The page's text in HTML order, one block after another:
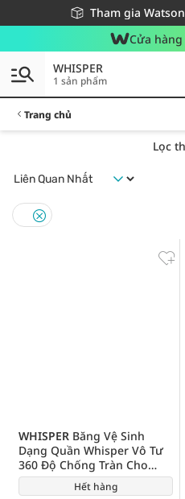
Tham gia
Miễn phí giao hàng
Giao hàng nhanh 24h - Áp
Cửa
WHISPER
1 sản phẩm
Trang chủ
Lọc
Hết hàng
WHISPER Băng Vệ Sinh
Dạng Quần Whisper Vô Tư
360 Độ Chống Tràn Cho
Ngày Nhiều Size M-L 2Pcs
(0)